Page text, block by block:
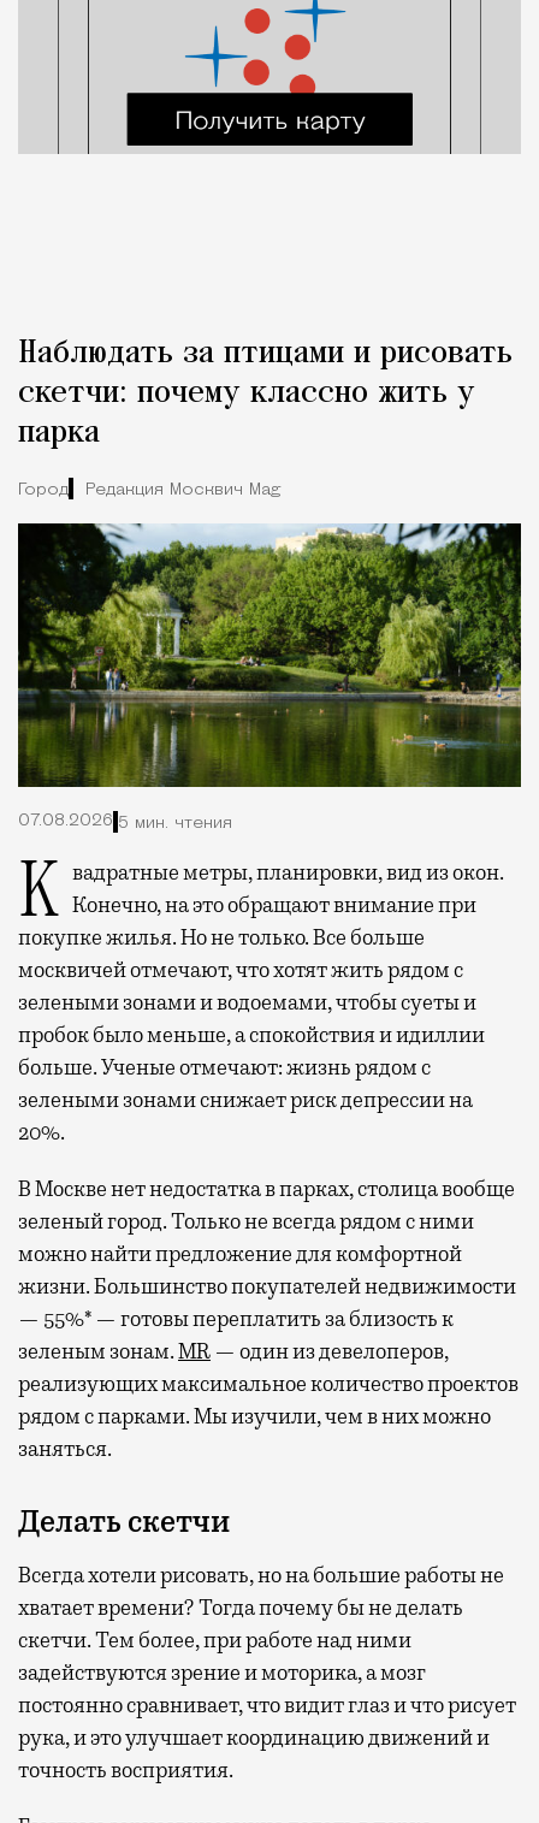
Наблюдать за птицами и рисовать
скетчи: почему классно жить у
парка
Город Редакция Москвич Mag
07.08.2026 5 мин. чтения
Квадратные метры, планировки, вид из окон. Конечно, на это обращают внимание при
покупке жилья. Но не только. Все больше
москвичей отмечают, что хотят жить рядом с
зелеными зонами и водоемами, чтобы суеты и
пробок было меньше, а спокойствия и идиллии
больше. Ученые отмечают: жизнь рядом с
зелеными зонами снижает риск депрессии на
20%.
В Москве нет недостатка в парках, столица вообще
зеленый город. Только не всегда рядом с ними
можно найти предложение для комфортной
жизни. Большинство покупателей недвижимости
— 55%* — готовы переплатить за близость к
зеленым зонам.MR — один из девелоперов,
реализующих максимальное количество проектов
рядом с парками. Мы изучили, чем в них можно
заняться.
Делать скетчи
Всегда хотели рисовать, но на большие работы не
хватает времени? Тогда почему бы не делать
скетчи. Тем более, при работе над ними
задействуются зрение и моторика, а мозг
постоянно сравнивает, что видит глаз и что рисует
рука, и это улучшает координацию движений и
точность восприятия.